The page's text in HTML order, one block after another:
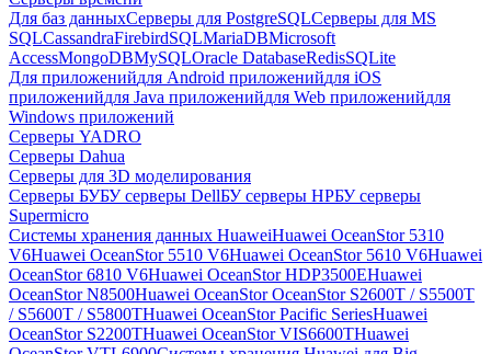
Для баз данныхСерверы для PostgreSQLСерверы для MS
SQLCassandraFirebirdSQLMariaDBMicrosoft
AccessMongoDBMySQLOracle DatabaseRedisSQLite
Для приложенийдля Android приложенийдля iOS
приложенийдля Java приложенийдля Web приложенийдля
Windows приложений
Серверы YADRO
Серверы Dahua
Серверы для 3D моделирования
Серверы БУБУ серверы DellБУ серверы HPБУ серверы
Supermicro
Системы хранения данных HuaweiHuawei OceanStor 5310
V6Huawei OceanStor 5510 V6Huawei OceanStor 5610 V6Huawei
OceanStor 6810 V6Huawei OceanStor HDP3500EHuawei
OceanStor N8500Huawei OceanStor OceanStor S2600T / S5500T
/ S5600T / S5800THuawei OceanStor Pacific SeriesHuawei
OceanStor S2200THuawei OceanStor VIS6600THuawei